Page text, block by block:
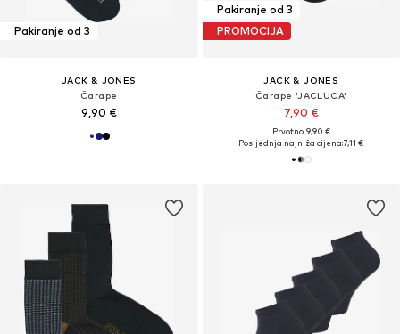
Pakiranje od 3
JACK & JONES
Čarape
9,90 €
Pakiranje od 3
PROMOCIJA
JACK & JONES
Čarape 'JACLUCA'
7,90 €
Prvotno: 9,90 €
Posljednja najniža cijena:7,11 €